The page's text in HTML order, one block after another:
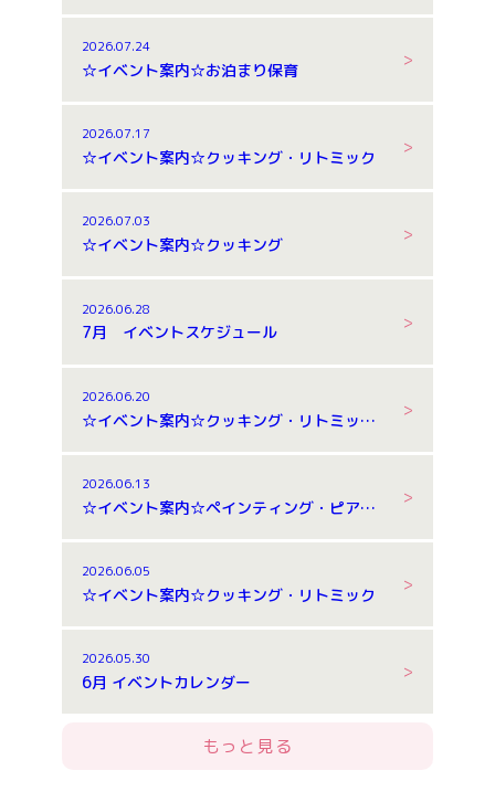
2026.07.24
☆イベント案内☆お泊まり保育
2026.07.17
☆イベント案内☆クッキング・リトミック
2026.07.03
☆イベント案内☆クッキング
2026.06.28
7月 イベントスケジュール
2026.06.20
☆イベント案内☆クッキング・リトミック・お泊まり保育
2026.06.13
☆イベント案内☆ペインティング・ピアノ体験
2026.06.05
☆イベント案内☆クッキング・リトミック
2026.05.30
6月 イベントカレンダー
もっと見る